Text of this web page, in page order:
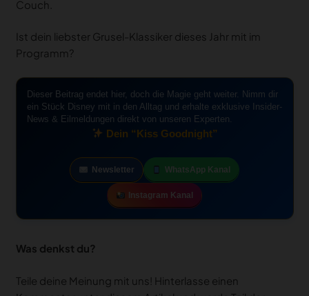
Couch.
Ist dein liebster Grusel-Klassiker dieses Jahr mit im
Programm?
Dieser Beitrag endet hier, doch die Magie geht weiter. Nimm dir
ein Stück Disney mit in den Alltag und erhalte exklusive Insider-
News & Eilmeldungen direkt von unseren Experten.
Dein “Kiss Goodnight”
Newsletter WhatsApp Kanal
Instagram Kanal
Was denkst du?
Teile deine Meinung mit uns! Hinterlasse einen